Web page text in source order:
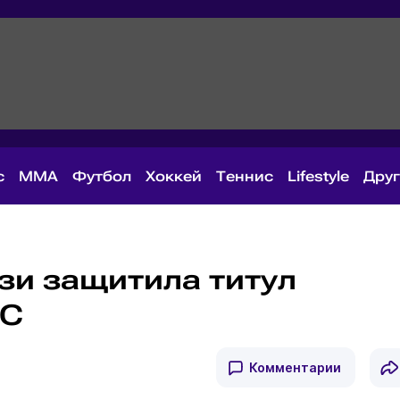
MMA Футбол Хоккей Теннис Lifestyle
защитила титул
Комментарии